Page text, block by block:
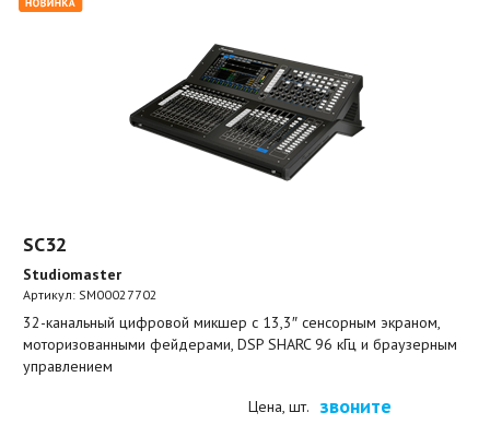
SC32
Studiomaster
Артикул: SM00027702
32-канальный цифровой микшер с 13,3″ сенсорным экраном,
моторизованными фейдерами, DSP SHARC 96 кГц и браузерным
управлением
Цена, шт. звоните